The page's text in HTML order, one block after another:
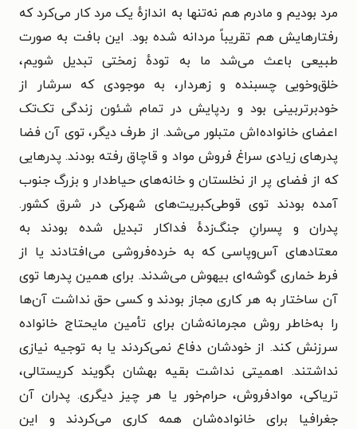
مرد بودیم و مادرم هم نه‌تنها به اندازهٔ یک مرد کار می‌کرد که
رفتارهایش هم تقریباً مردانه شده بود. این بافت به صورت
طبیعی باعث می‌شد ما به تودهٔ زمختی تبدیل شویم،
خلق‌وخویی چسبنده و زهردار، به موجودی که سرشار از
خودبرتربینی بود و ردپایش در تمام شئون زندگی تک‌تک
اعضای خانواده‌اش متبلور می‌شد. از طرف دیگر، توی آن فضا
پدرهای زیادی سراغ فروش مواد و قاچاق رفته بودند. پدرهایی
که از فضای پر از نخلستان و خانه‌های حیاط‌دار و بزرگ جنوب
آمده بودند توی قوطی‌کبریت‌های شهرکی در شرق کشور.
پدران و پسرانِ جنگ‌زدهٔ فداکار تبدیل شده بودند به
معتادهای آس‌وپاسی که به خرده‌فروشی می‌افتادند یا از
فرط خماری گوشه‌ای بیهوش می‌شدند. برای همین پدرها توی
آن ساختار به هر کاری مجاز بودند و کسی حق نداشت آن‌ها
را به‌خاطر روش مجرمانه‌شان برای تأمین مایحتاج خانواده
سرزنش کند. از خودشان دفاع نمی‌کردند یا به توجیه نیازی
نداشتند. اهمیتی نداشت بقیه بهشان بگویند کریستالی،
تریاکی، موادفروش، حرام‌خور یا هر چیز دیگری. پدران آن
جغرافیا برای خانواده‌شان همه کاری می‌کردند و این